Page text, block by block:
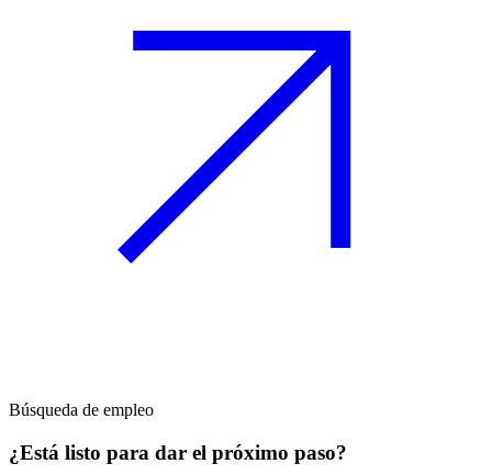
Búsqueda de empleo
¿Está listo para dar el próximo paso?